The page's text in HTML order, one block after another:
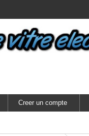
Creer un compte